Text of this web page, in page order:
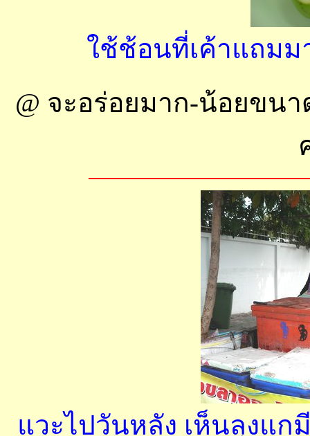
ใช้ช้อนที่เค้าแถมม
@ จะอร่อยมาก-น้อยขน
แวะไปวันหลัง เห็นลุงแ